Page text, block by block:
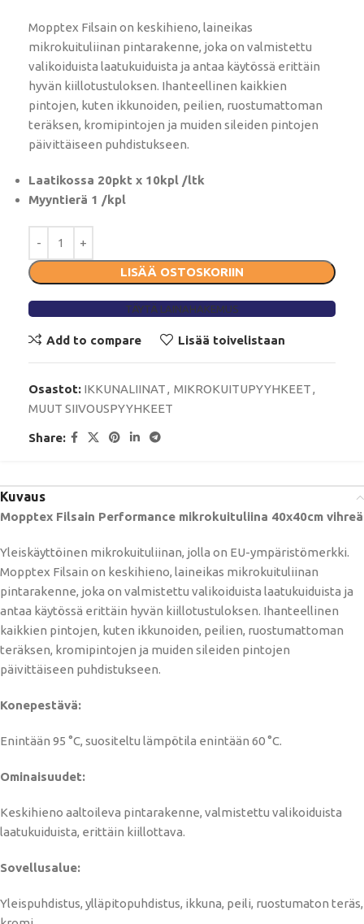
Mopptex Filsain on keskihieno, laineikas
mikrokuituliinan pintarakenne, joka on valmistettu
valikoiduista laatukuiduista ja antaa käytössä erittäin
hyvän kiillotustuloksen. Ihanteellinen kaikkien
pintojen, kuten ikkunoiden, peilien, ruostumattoman
teräksen, kromipintojen ja muiden sileiden pintojen
päivittäiseen puhdistukseen.
Laatikossa 20pkt x 10kpl /ltk
Myyntierä 1 /kpl
LISÄÄ OSTOSKORIIN
TÄYTÄ LAINAHAKEMUS
Add to compare Lisää toivelistaan
Osastot: IKKUNALIINAT, MIKROKUITUPYYHKEET,
MUUT SIIVOUSPYYHKEET
Share:
Kuvaus
Mopptex Filsain Performance mikrokuituliina 40x40cm vihreä
Yleiskäyttöinen mikrokuituliinan, jolla on EU-ympäristömerkki.
Mopptex Filsain on keskihieno, laineikas mikrokuituliinan
pintarakenne, joka on valmistettu valikoiduista laatukuiduista ja
antaa käytössä erittäin hyvän kiillotustuloksen. Ihanteellinen
kaikkien pintojen, kuten ikkunoiden, peilien, ruostumattoman
teräksen, kromipintojen ja muiden sileiden pintojen
päivittäiseen puhdistukseen.
Konepestävä:
Enintään 95 °C, suositeltu lämpötila enintään 60 °C.
Ominaisuudet:
Keskihieno aaltoileva pintarakenne, valmistettu valikoiduista
laatukuiduista, erittäin kiillottava.
Sovellusalue:
Yleispuhdistus, ylläpitopuhdistus, ikkuna, peili, ruostumaton teräs,